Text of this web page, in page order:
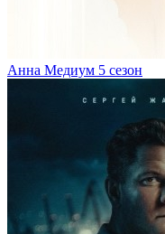
Анна Медиум 5 сезон